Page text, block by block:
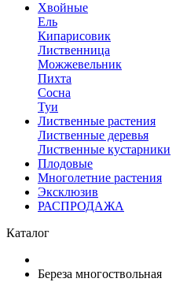
Хвойные
Ель
Кипарисовик
Лиственница
Можжевельник
Пихта
Сосна
Туи
Лиственные растения
Лиственные деревья
Лиственные кустарники
Плодовые
Многолетние растения
Эксклюзив
РАСПРОДАЖА
Каталог
Береза многоствольная